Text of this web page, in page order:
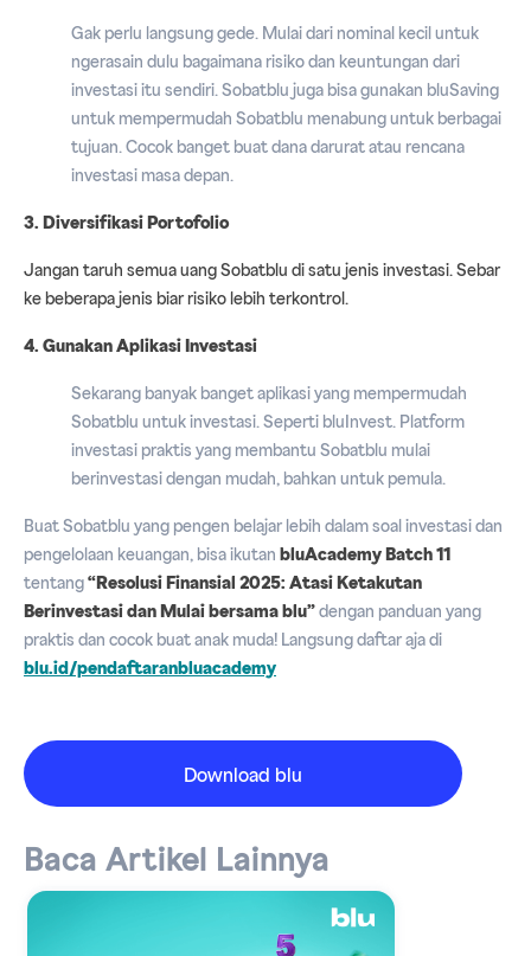
Gak perlu langsung gede. Mulai dari nominal kecil untuk
ngerasain dulu bagaimana risiko dan keuntungan dari
investasi itu sendiri. Sobatblu juga bisa gunakan bluSaving
untuk mempermudah Sobatblu menabung untuk berbagai
tujuan. Cocok banget buat dana darurat atau rencana
investasi masa depan.
3. Diversifikasi Portofolio
Jangan taruh semua uang Sobatblu di satu jenis investasi. Sebar
ke beberapa jenis biar risiko lebih terkontrol.
4. Gunakan Aplikasi Investasi
Sekarang banyak banget aplikasi yang mempermudah
Sobatblu untuk investasi. Seperti bluInvest. Platform
investasi praktis yang membantu Sobatblu mulai
berinvestasi dengan mudah, bahkan untuk pemula.
Buat Sobatblu yang pengen belajar lebih dalam soal investasi dan
pengelolaan keuangan, bisa ikutan bluAcademy Batch 11
tentang“Resolusi Finansial 2025: Atasi Ketakutan
Berinvestasi dan Mulai bersama blu”dengan panduan yang
praktis dan cocok buat anak muda! Langsung daftar aja di
blu.id/pendaftaranbluacademy
Download blu
Baca Artikel Lainnya